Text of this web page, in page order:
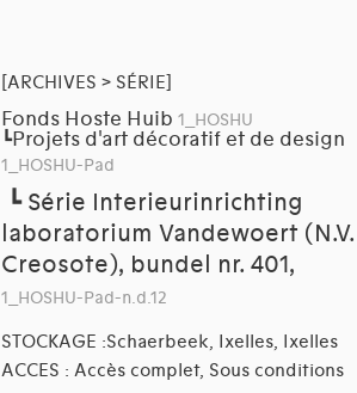
[ARCHIVES > SÉRIE]
Fonds Hoste Huib 1_HOSHU
┗Projets d'art décoratif et de design
1_HOSHU-Pad
┗ Série Interieurinrichting
laboratorium Vandewoert (N.V.
Creosote), bundel nr. 401,
1_HOSHU-Pad-n.d.12
STOCKAGE :Schaerbeek, Ixelles, Ixelles
ACCES : Accès complet, Sous conditions